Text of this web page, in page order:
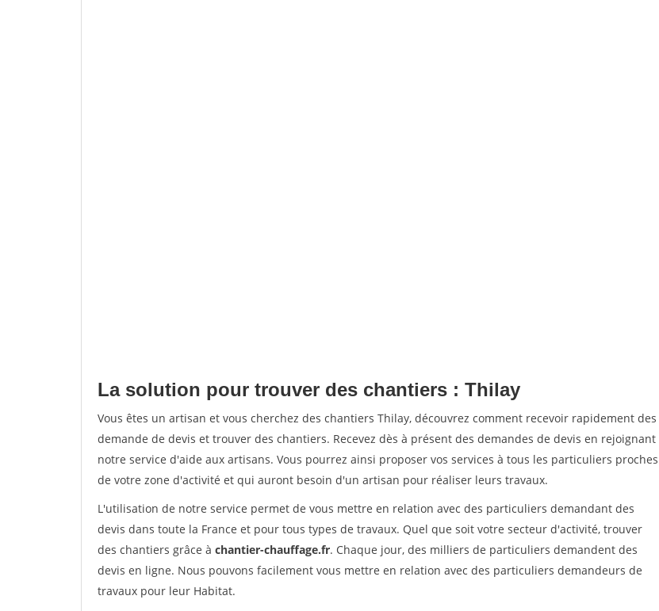
La solution pour trouver des chantiers : Thilay
Vous êtes un artisan et vous cherchez des chantiers Thilay, découvrez comment recevoir rapidement des
demande de devis et trouver des chantiers. Recevez dès à présent des demandes de devis en rejoignant
notre service d'aide aux artisans. Vous pourrez ainsi proposer vos services à tous les particuliers proches
de votre zone d'activité et qui auront besoin d'un artisan pour réaliser leurs travaux.
L'utilisation de notre service permet de vous mettre en relation avec des particuliers demandant des
devis dans toute la France et pour tous types de travaux. Quel que soit votre secteur d'activité, trouver
des chantiers grâce à chantier-chauffage.fr. Chaque jour, des milliers de particuliers demandent des
devis en ligne. Nous pouvons facilement vous mettre en relation avec des particuliers demandeurs de
travaux pour leur Habitat.